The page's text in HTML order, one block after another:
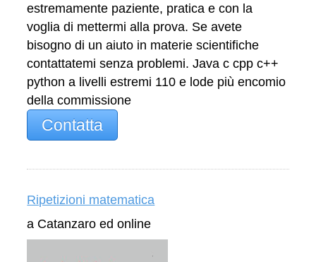
estremamente paziente, pratica e con la
voglia di mettermi alla prova. Se avete
bisogno di un aiuto in materie scientifiche
contattatemi senza problemi. Java c cpp c++
python a livelli estremi 110 e lode più encomio
della commissione
Contatta
Ripetizioni matematica
a Catanzaro ed online